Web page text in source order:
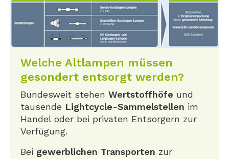
Welche Altlampen müssen
gesondert entsorgt werden?
Bundesweit stehen Wertstoffhöfe und
tausende Lightcycle-Sammelstellen im
Handel oder bei privaten Entsorgern zur
Verfügung.
Bei gewerblichen Transporten zur